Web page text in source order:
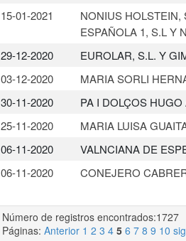
15-01-2021
NONIUS HOLSTEIN,
ESPAÑOLA 1, S.L Y
29-12-2020
EUROLAR, S.L. Y
03-12-2020
MARIA SORLI
30-11-2020
PA I DOLÇOS
25-11-2020
MARIA LUISA
06-11-2020
VALNCIANA DE
06-11-2020
CONEJERO
Número de registros encontrados:1727
Páginas: Anterior 1 2 3 4 5 6 7 8 9 10